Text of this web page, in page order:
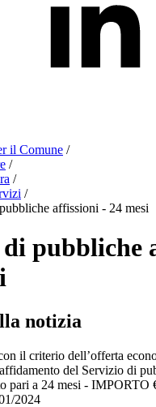
il Comune /
/
/
/
affissioni - 24 mesi
pubbliche
notizia
il criterio dell’offerta
del Servizio di
pari a 24 mesi - IMPORTO
2024